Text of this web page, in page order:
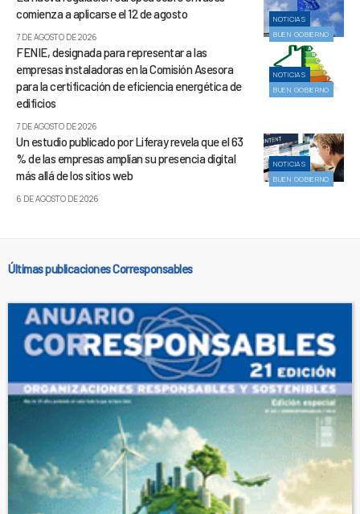
NOTICIAS
BUEN GOBIERNO
comienza a aplicarse el 12 de agosto
7 DE AGOSTO DE 2026
NOTICIAS
BUEN GOBIERNO
FENIE, designada para representar a las
empresas instaladoras en la Comisión Asesora
para la certificación de eficiencia energética de
edificios
7 DE AGOSTO DE 2026
NOTICIAS
BUEN GOBIERNO
Un estudio publicado por Liferay revela que el 63
% de las empresas amplían su presencia digital
más allá de los sitios web
6 DE AGOSTO DE 2026
Últimas publicaciones Corresponsables